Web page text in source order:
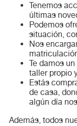
Tenemos
últimas
Podemos
situación,
Nos
Te damos
taller propio
Estás
de casa,
algún día
Además, todos